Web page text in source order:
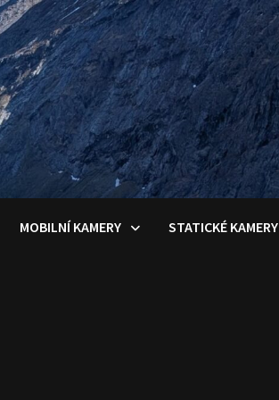
MOBILNÍ KAMERY STATICKÉ KAMERY